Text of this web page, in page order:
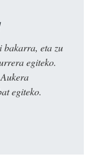
bakarra, eta zu
egiteko.
egiteko.